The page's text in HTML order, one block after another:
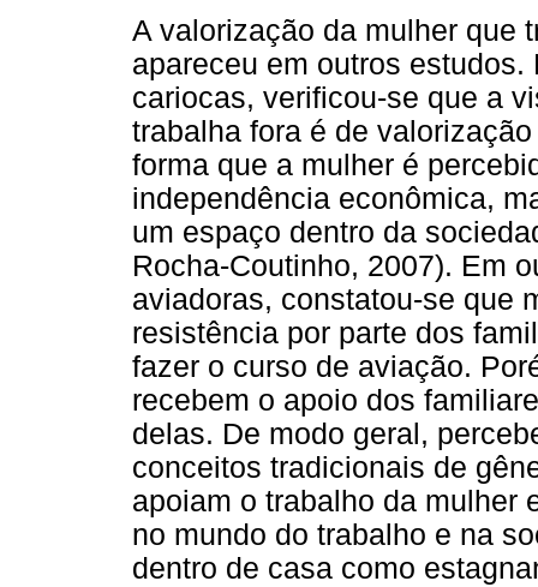
A valorização da mulher que
apareceu em outros
cariocas, verificou-se que a
trabalha fora é de
forma que a mulher é
independência econômica,
um espaço dentro da
Rocha-Coutinho, 2007). Em
aviadoras, constatou-se que
resistência por parte dos
fazer o curso de aviação.
recebem o apoio dos
delas. De modo geral,
conceitos tradicionais de
apoiam o trabalho da mulher
no mundo do trabalho e na
dentro de casa como